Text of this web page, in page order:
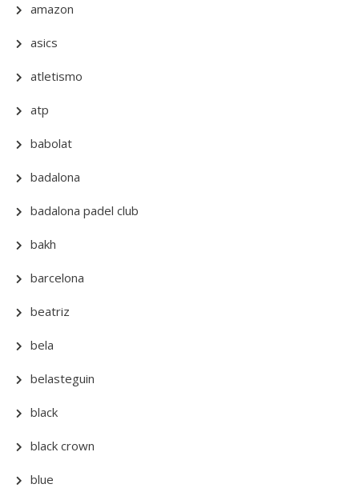
amazon
asics
atletismo
atp
babolat
badalona
badalona padel club
bakh
barcelona
beatriz
bela
belasteguin
black
black crown
blue